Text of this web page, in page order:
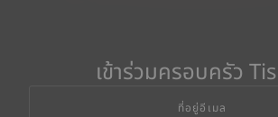
เข้าร่วมครอบครัว
ที่อยู่อีเมล